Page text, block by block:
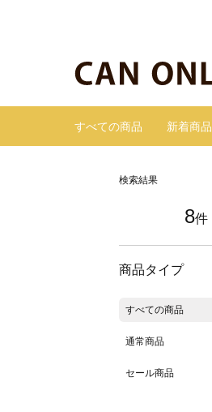
すべての商品 新着商品
検索結果
8件
商品タイプ
すべての商品
通常商品
セール商品